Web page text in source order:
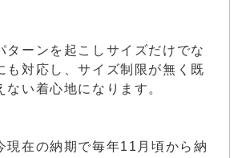
ターンを起こしサイズだけでな
も対応し、サイズ制限が無く既
ない着心地になります。
現在の納期で毎年11月頃から納